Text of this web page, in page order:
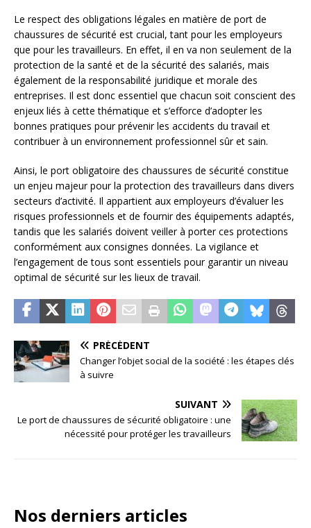
Le respect des obligations légales en matière de port de
chaussures de sécurité est crucial, tant pour les employeurs
que pour les travailleurs. En effet, il en va non seulement de la
protection de la santé et de la sécurité des salariés, mais
également de la responsabilité juridique et morale des
entreprises. Il est donc essentiel que chacun soit conscient des
enjeux liés à cette thématique et s’efforce d’adopter les
bonnes pratiques pour prévenir les accidents du travail et
contribuer à un environnement professionnel sûr et sain.
Ainsi, le port obligatoire des chaussures de sécurité constitue
un enjeu majeur pour la protection des travailleurs dans divers
secteurs d’activité. Il appartient aux employeurs d’évaluer les
risques professionnels et de fournir des équipements adaptés,
tandis que les salariés doivent veiller à porter ces protections
conformément aux consignes données. La vigilance et
l’engagement de tous sont essentiels pour garantir un niveau
optimal de sécurité sur les lieux de travail.
PRÉCÉDENT
Changer l’objet social de la société : les étapes clés
à suivre
SUIVANT
Le port de chaussures de sécurité obligatoire : une
nécessité pour protéger les travailleurs
Nos derniers articles